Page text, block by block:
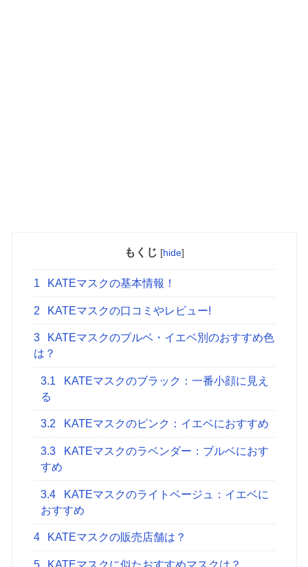
もくじ [hide]
1 KATEマスクの基本情報！
2 KATEマスクの口コミやレビュー!
3
KATEマスクのブルベ・イエベ別のおすすめ色
は？
3.1
KATEマスクのブラック：一番小顔に見え
る
3.2 KATEマスクのピンク：イエベにおすすめ
3.3
KATEマスクのラベンダー：ブルベにおす
すめ
3.4
KATEマスクのライトベージュ：イエベに
おすすめ
4 KATEマスクの販売店舗は？
5 KATEマスクに似たおすすめマスクは？